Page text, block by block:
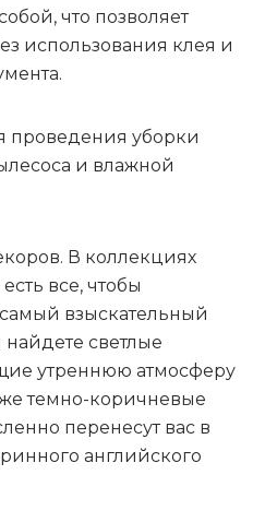
что позволяет
использования клея и
проведения уборки
и влажной
В коллекциях
все, чтобы
взыскательный
светлые
утреннюю атмосферу
темно-коричневые
перенесут вас в
английского